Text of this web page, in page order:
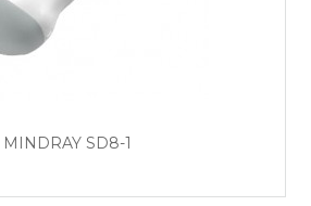
MINDRAY SD8-1